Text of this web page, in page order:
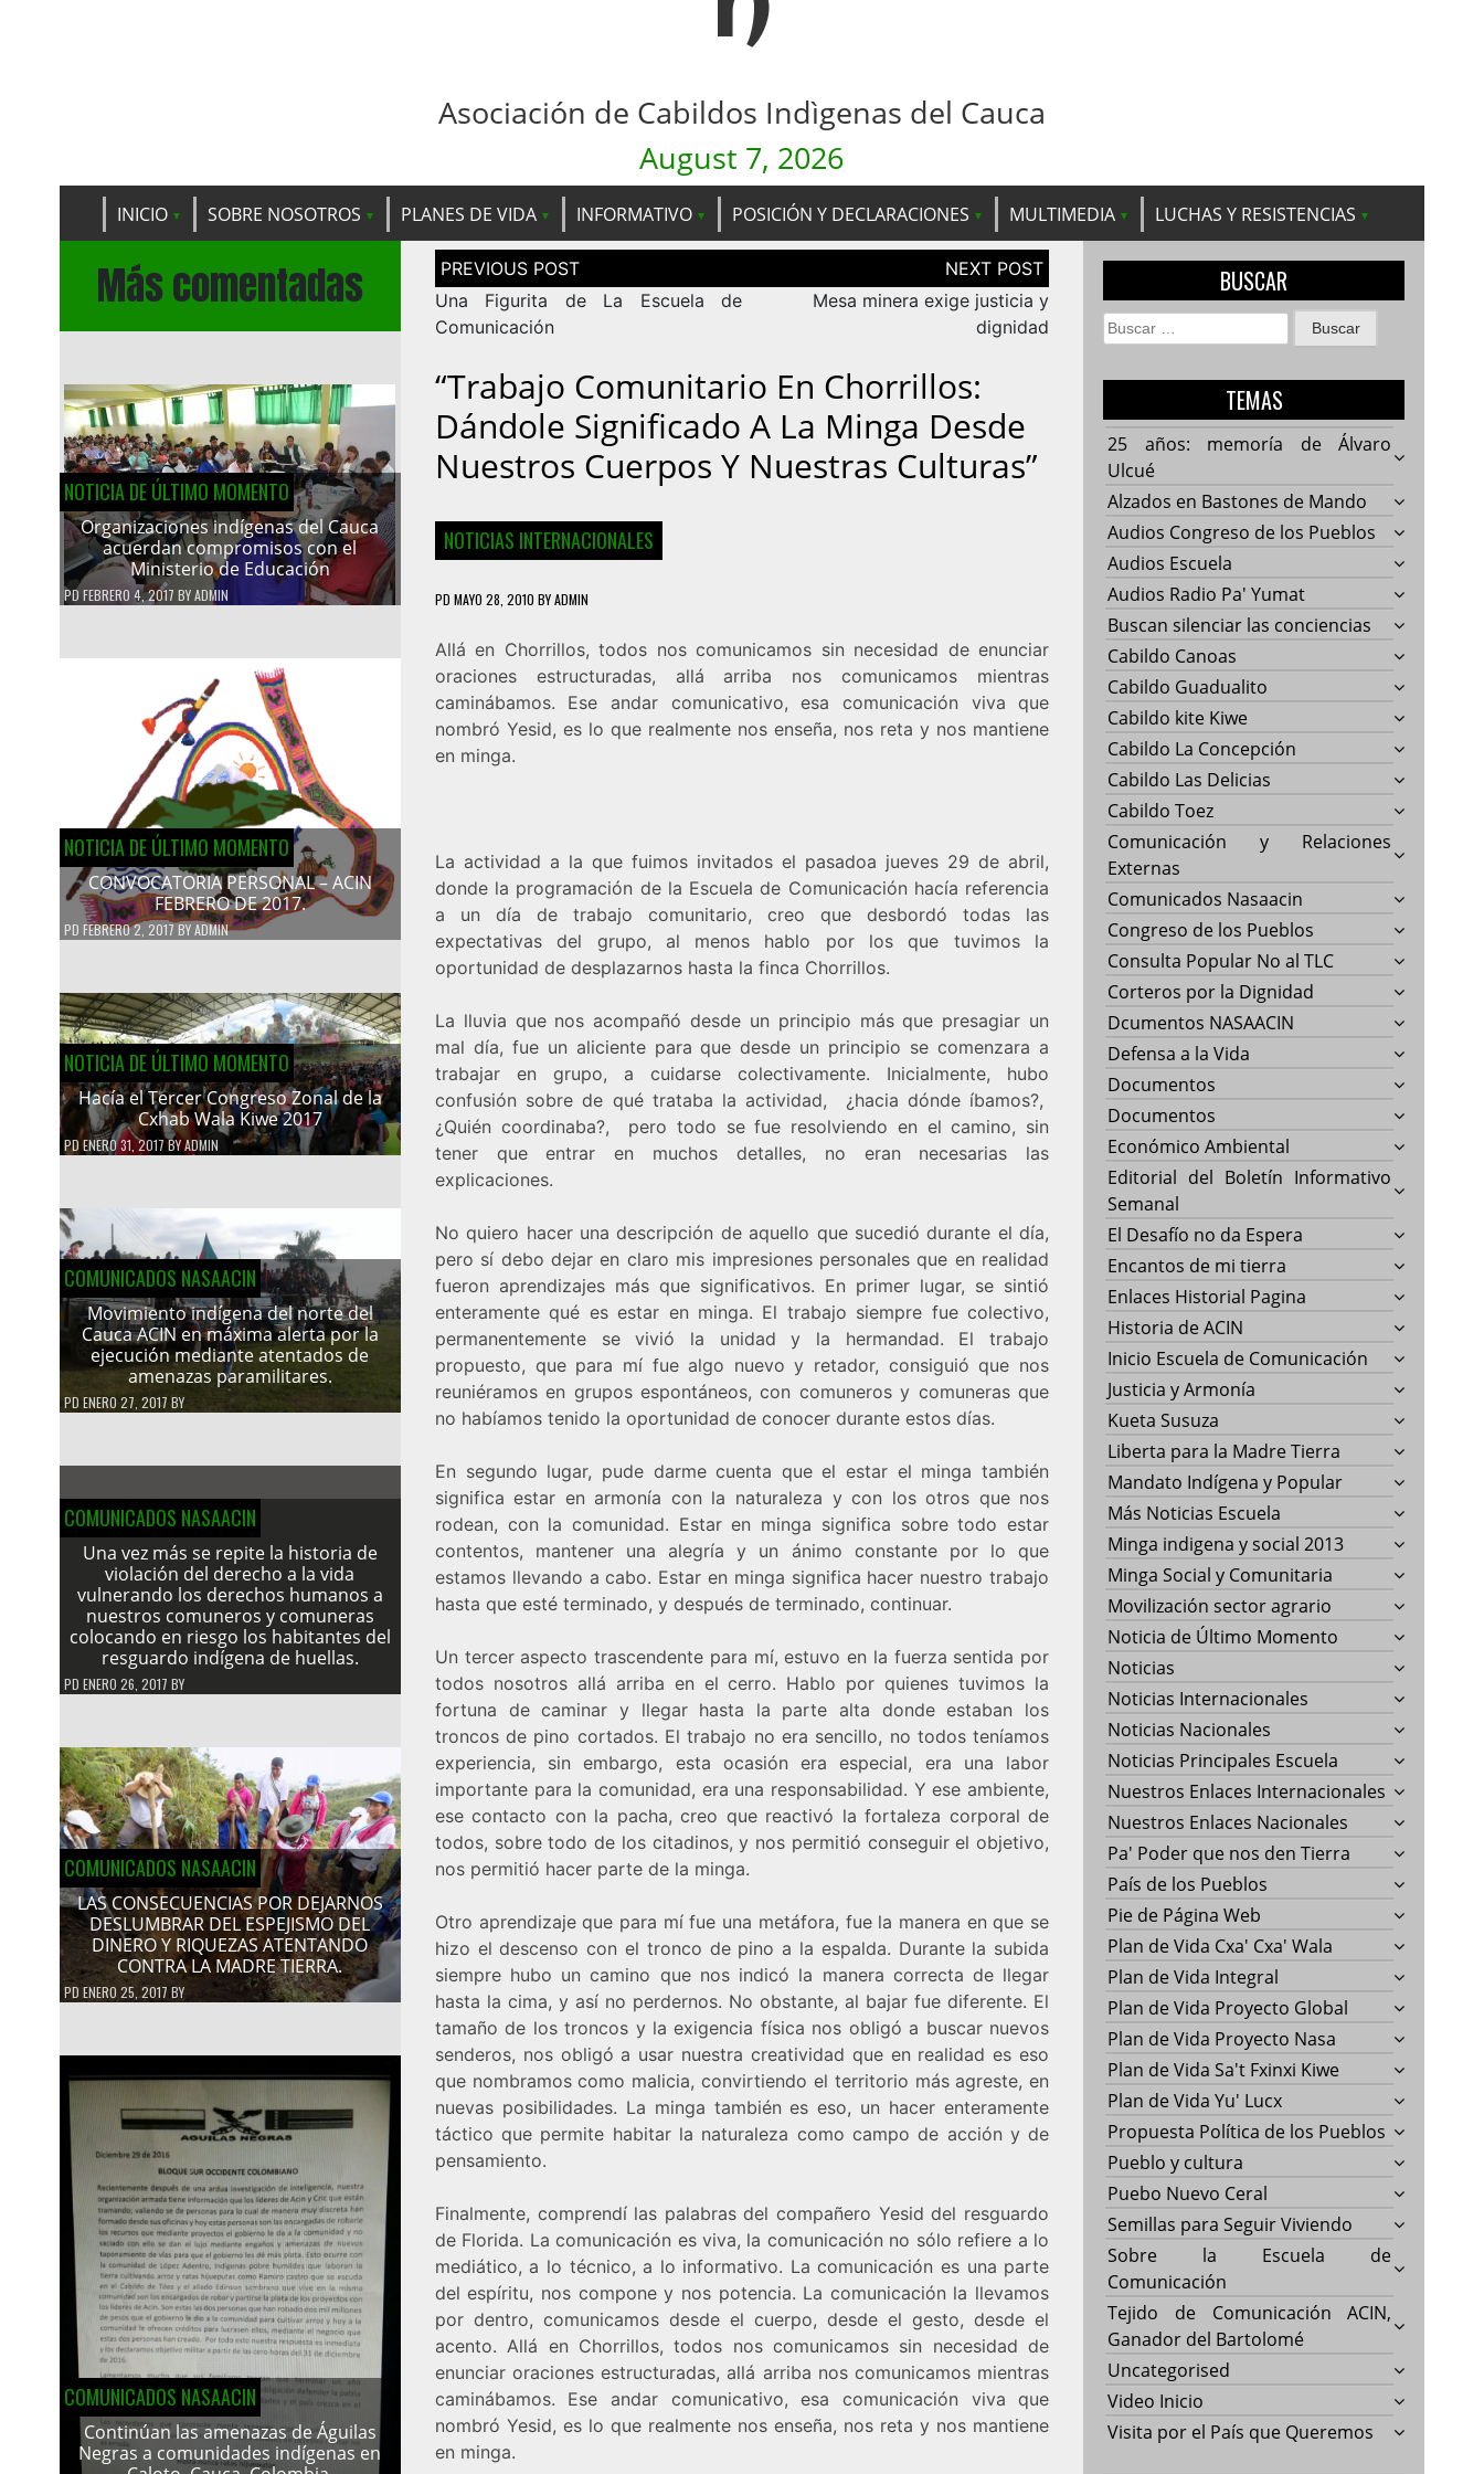
Asociación de Cabildos Indìgenas del Cauca
August 7, 2026
INICIO SOBRE NOSOTROS PLANES DE VIDA INFORMATIVO POSICIÓN Y DECLARACIONES MULTIMEDIA LUCHAS Y RESISTENCIAS
Más comentadas
NOTICIA DE ÚLTIMO MOMENTO
Organizaciones indígenas del Cauca
acuerdan compromisos con el
Ministerio de Educación
PD FEBRERO 4, 2017 BYADMIN
NOTICIA DE ÚLTIMO MOMENTO
CONVOCATORIA PERSONAL – ACIN
FEBRERO DE 2017.
PD FEBRERO 2, 2017BYADMIN
NOTICIA DE ÚLTIMO MOMENTO
Hacía el Tercer Congreso Zonal de la
Cxhab Wala Kiwe 2017
PDENERO 31, 2017BYADMIN
COMUNICADOS NASAACIN
Movimiento indígena del norte del
Cauca ACIN en máxima alerta por la
ejecución mediante atentados de
amenazas paramilitares.
PD ENERO 27, 2017 BY
COMUNICADOS NASAACIN
Una vez más se repite la historia de
violación del derecho a la vida
vulnerando los derechos humanos a
nuestros comuneros y comuneras
colocando en riesgo los habitantes del
resguardo indígena de huellas.
PD ENERO 26, 2017 BY
COMUNICADOS NASAACIN
LAS CONSECUENCIAS POR DEJARNOS
DESLUMBRAR DEL ESPEJISMO DEL
DINERO Y RIQUEZAS ATENTANDO
CONTRA LA MADRE TIERRA.
PDENERO 25, 2017 BY
COMUNICADOS NASAACIN
Continúan las amenazas de Águilas
Negras a comunidades indígenas en
Navegación
de
entradas
Una Figurita de La Escuela de
Comunicación
Mesa minera exige justicia y
dignidad
“Trabajo Comunitario En Chorrillos:
Dándole Significado A La Minga Desde
Nuestros Cuerpos Y Nuestras Culturas”
NOTICIAS INTERNACIONALES
PD MAYO 28, 2010 BYADMIN
Allá en Chorrillos, todos nos comunicamos sin necesidad de enunciar
oraciones estructuradas, allá arriba nos comunicamos mientras
caminábamos. Ese andar comunicativo, esa comunicación viva que
nombró Yesid, es lo que realmente nos enseña, nos reta y nos mantiene
en minga.
La actividad a la que fuimos invitados el pasadoa jueves 29 de abril,
donde la programación de la Escuela de Comunicación hacía referencia
a un día de trabajo comunitario, creo que desbordó todas las
expectativas del grupo, al menos hablo por los que tuvimos la
oportunidad de desplazarnos hasta la finca Chorrillos.
La lluvia que nos acompañó desde un principio más que presagiar un
mal día, fue un aliciente para que desde un principio se comenzara a
trabajar en grupo, a cuidarse colectivamente. Inicialmente, hubo
confusión sobre de qué trataba la actividad, ¿hacia dónde íbamos?,
¿Quién coordinaba?, pero todo se fue resolviendo en el camino, sin
tener que entrar en muchos detalles, no eran necesarias las
explicaciones.
No quiero hacer una descripción de aquello que sucedió durante el día,
pero sí debo dejar en claro mis impresiones personales que en realidad
fueron aprendizajes más que significativos. En primer lugar, se sintió
enteramente qué es estar en minga. El trabajo siempre fue colectivo,
permanentemente se vivió la unidad y la hermandad. El trabajo
propuesto, que para mí fue algo nuevo y retador, consiguió que nos
reuniéramos en grupos espontáneos, con comuneros y comuneras que
no habíamos tenido la oportunidad de conocer durante estos días.
En segundo lugar, pude darme cuenta que el estar el minga también
significa estar en armonía con la naturaleza y con los otros que nos
rodean, con la comunidad. Estar en minga significa sobre todo estar
contentos, mantener una alegría y un ánimo constante por lo que
estamos llevando a cabo. Estar en minga significa hacer nuestro trabajo
hasta que esté terminado, y después de terminado, continuar.
Un tercer aspecto trascendente para mí, estuvo en la fuerza sentida por
todos nosotros allá arriba en el cerro. Hablo por quienes tuvimos la
fortuna de caminar y llegar hasta la parte alta donde estaban los
troncos de pino cortados. El trabajo no era sencillo, no todos teníamos
experiencia, sin embargo, esta ocasión era especial, era una labor
importante para la comunidad, era una responsabilidad. Y ese ambiente,
ese contacto con la pacha, creo que reactivó la fortaleza corporal de
todos, sobre todo de los citadinos, y nos permitió conseguir el objetivo,
nos permitió hacer parte de la minga.
Otro aprendizaje que para mí fue una metáfora, fue la manera en que se
hizo el descenso con el tronco de pino a la espalda. Durante la subida
siempre hubo un camino que nos indicó la manera correcta de llegar
hasta la cima, y así no perdernos. No obstante, al bajar fue diferente. El
tamaño de los troncos y la exigencia física nos obligó a buscar nuevos
senderos, nos obligó a usar nuestra creatividad que en realidad es eso
que nombramos como malicia, convirtiendo el territorio más agreste, en
nuevas posibilidades. La minga también es eso, un hacer enteramente
táctico que permite habitar la naturaleza como campo de acción y de
pensamiento.
Finalmente, comprendí las palabras del compañero Yesid del resguardo
de Florida. La comunicación es viva, la comunicación no sólo refiere a lo
mediático, a lo técnico, a lo informativo. La comunicación es una parte
del espíritu, nos compone y nos potencia. La comunicación la llevamos
por dentro, comunicamos desde el cuerpo, desde el gesto, desde el
acento. Allá en Chorrillos, todos nos comunicamos sin necesidad de
enunciar oraciones estructuradas, allá arriba nos comunicamos mientras
caminábamos. Ese andar comunicativo, esa comunicación viva que
nombró Yesid, es lo que realmente nos enseña, nos reta y nos mantiene
en minga.
BUSCAR
Buscar:
TEMAS
25 años: memoría de Álvaro
Ulcué
Alzados en Bastones de Mando
Audios Congreso de los Pueblos
Audios Escuela
Audios Radio Pa' Yumat
Buscan silenciar las conciencias
Cabildo Canoas
Cabildo Guadualito
Cabildo kite Kiwe
Cabildo La Concepción
Cabildo Las Delicias
Cabildo Toez
Comunicación y Relaciones
Externas
Comunicados Nasaacin
Congreso de los Pueblos
Consulta Popular No al TLC
Corteros por la Dignidad
Dcumentos NASAACIN
Defensa a la Vida
Documentos
Documentos
Económico Ambiental
Editorial del Boletín Informativo
Semanal
El Desafío no da Espera
Encantos de mi tierra
Enlaces Historial Pagina
Historia de ACIN
Inicio Escuela de Comunicación
Justicia y Armonía
Kueta Susuza
Liberta para la Madre Tierra
Mandato Indígena y Popular
Más Noticias Escuela
Minga indigena y social 2013
Minga Social y Comunitaria
Movilización sector agrario
Noticia de Último Momento
Noticias
Noticias Internacionales
Noticias Nacionales
Noticias Principales Escuela
Nuestros Enlaces Internacionales
Nuestros Enlaces Nacionales
Pa' Poder que nos den Tierra
País de los Pueblos
Pie de Página Web
Plan de Vida Cxa' Cxa' Wala
Plan de Vida Integral
Plan de Vida Proyecto Global
Plan de Vida Proyecto Nasa
Plan de Vida Sa't Fxinxi Kiwe
Plan de Vida Yu' Lucx
Propuesta Política de los Pueblos
Pueblo y cultura
Puebo Nuevo Ceral
Semillas para Seguir Viviendo
Sobre la Escuela de
Comunicación
Tejido de Comunicación ACIN,
Ganador del Bartolomé
Uncategorised
Video Inicio
Visita por el País que Queremos